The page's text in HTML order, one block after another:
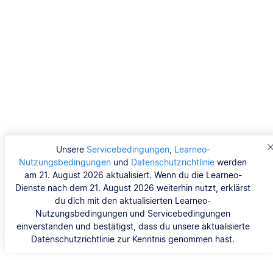
Unsere Servicebedingungen, Learneo-
Nutzungsbedingungen und Datenschutzrichtlinie werden
am 21. August 2026 aktualisiert. Wenn du die Learneo-
Dienste nach dem 21. August 2026 weiterhin nutzt, erklärst
du dich mit den aktualisierten Learneo-
Nutzungsbedingungen und Servicebedingungen
einverstanden und bestätigst, dass du unsere aktualisierte
Datenschutzrichtlinie zur Kenntnis genommen hast.